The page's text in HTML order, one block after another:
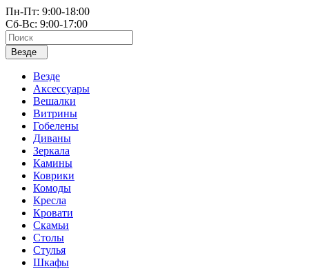
Пн-Пт: 9:00-18:00
Сб-Вс: 9:00-17:00
Везде
Везде
Аксессуары
Вешалки
Витрины
Гобелены
Диваны
Зеркала
Камины
Коврики
Комоды
Кресла
Кровати
Скамьи
Столы
Стулья
Шкафы